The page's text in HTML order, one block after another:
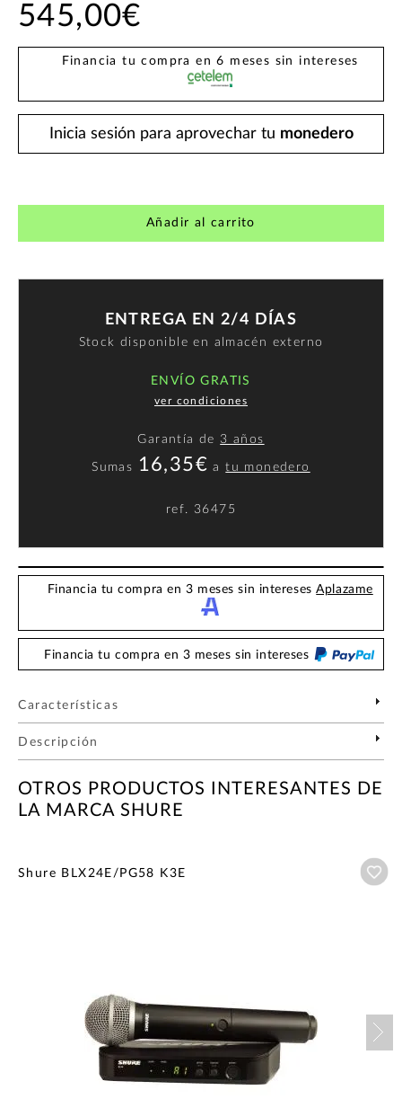
545,00€
Financia tu compra en 6 meses sin intereses
Inicia sesión para aprovechar tu monedero
Añadir al carrito
ENTREGA EN 2/4 DÍAS
Stock disponible en almacén externo
ENVÍO GRATIS
ver condiciones
Garantía de 3 años
Sumas 16,35€ atu monedero
ref. 36475
Financia tu compra en 3 meses sin interesesAplazame
Financia tu compra en 3 meses sin intereses
Características
Descripción
OTROS PRODUCTOS INTERESANTES DE
LA MARCA SHURE
Shure BLX24E/PG58 K3E